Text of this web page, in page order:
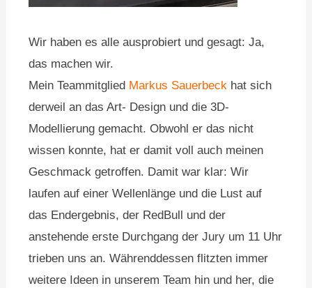
Wir haben es alle ausprobiert und gesagt: Ja,
das machen wir.
Mein Teammitglied Markus Sauerbeck hat sich
derweil an das Art- Design und die 3D-
Modellierung gemacht. Obwohl er das nicht
wissen konnte, hat er damit voll auch meinen
Geschmack getroffen. Damit war klar: Wir
laufen auf einer Wellenlänge und die Lust auf
das Endergebnis, der RedBull und der
anstehende erste Durchgang der Jury um 11 Uhr
trieben uns an. Währenddessen flitzten immer
weitere Ideen in unserem Team hin und her, die